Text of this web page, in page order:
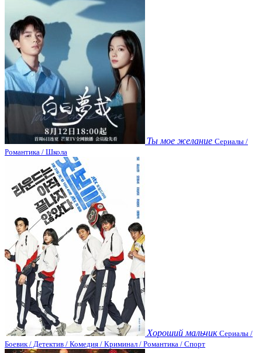
Ты мое желание Сериалы /
Романтика / Школа
Хороший мальчик Сериалы /
Боевик / Детектив / Комедия / Криминал / Романтика / Спорт